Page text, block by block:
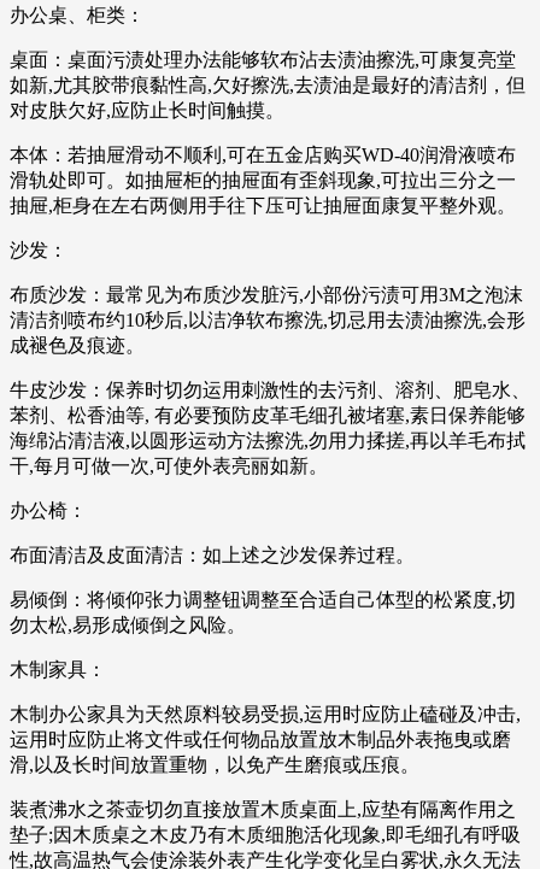
办公桌、柜类：
桌面：桌面污渍处理办法能够软布沾去渍油擦洗,可康复亮堂
如新,尤其胶带痕黏性高,欠好擦洗,去渍油是最好的清洁剂，但
对皮肤欠好,应防止长时间触摸。
本体：若抽屉滑动不顺利,可在五金店购买WD-40润滑液喷布
滑轨处即可。如抽屉柜的抽屉面有歪斜现象,可拉出三分之一
抽屉,柜身在左右两侧用手往下压可让抽屉面康复平整外观。
沙发：
布质沙发：最常见为布质沙发脏污,小部份污渍可用3M之泡沫
清洁剂喷布约10秒后,以洁净软布擦洗,切忌用去渍油擦洗,会形
成褪色及痕迹。
牛皮沙发：保养时切勿运用刺激性的去污剂、溶剂、肥皂水、
苯剂、松香油等, 有必要预防皮革毛细孔被堵塞,素日保养能够
海绵沾清洁液,以圆形运动方法擦洗,勿用力揉搓,再以羊毛布拭
干,每月可做一次,可使外表亮丽如新。
办公椅：
布面清洁及皮面清洁：如上述之沙发保养过程。
易倾倒：将倾仰张力调整钮调整至合适自己体型的松紧度,切
勿太松,易形成倾倒之风险。
木制家具：
木制办公家具为天然原料较易受损,运用时应防止磕碰及冲击,
运用时应防止将文件或任何物品放置放木制品外表拖曳或磨
滑,以及长时间放置重物，以免产生磨痕或压痕。
装煮沸水之茶壶切勿直接放置木质桌面上,应垫有隔离作用之
垫子;因木质桌之木皮乃有木质细胞活化现象,即毛细孔有呼吸
性,故高温热气会使涂装外表产生化学变化呈白雾状,永久无法